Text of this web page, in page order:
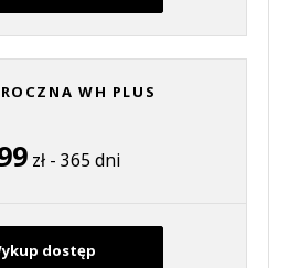
WH PLUS
zł - 365 dni
dostęp